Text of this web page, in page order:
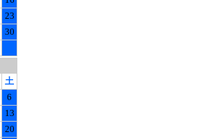
23
30
土
6
13
20